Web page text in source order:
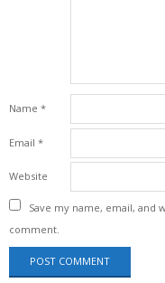
Name *
Email *
Website
Save my name, email, and
comment.